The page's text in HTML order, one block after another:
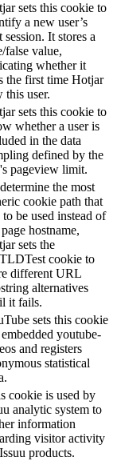
sets this cookie to
a new user’s
session. It stores a
false value,
whether it
the first time Hotjar
this user.
sets this cookie to
whether a user is
in the data
defined by the
pageview limit.
the most
cookie path that
to be used instead of
hostname,
sets the
cookie to
different URL
alternatives
it fails.
sets this cookie
youtube-
and registers
statistical
cookie is used by
analytic system to
information
visitor activity
products.